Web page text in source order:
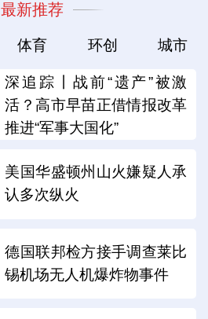
最新推荐
体育 环创 城市
深追踪丨战前“遗产”被激
活？高市早苗正借情报改革
推进“军事大国化”
美国华盛顿州山火嫌疑人承
认多次纵火
德国联邦检方接手调查莱比
锡机场无人机爆炸物事件